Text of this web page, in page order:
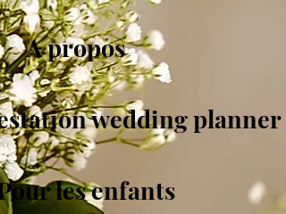
A propos
wedding planner
les enfants